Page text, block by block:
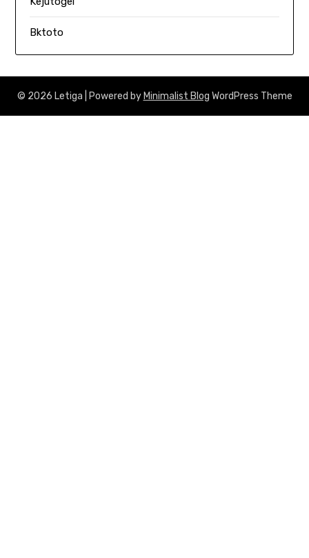
Bktoto
© 2026 Letiga | Powered by Minimalist Blog WordPress Theme